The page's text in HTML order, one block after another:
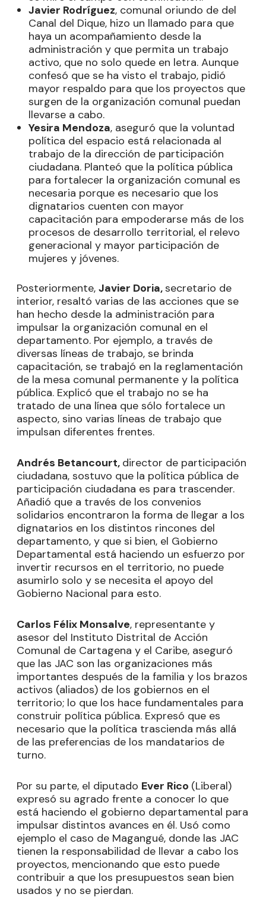
Javier Rodríguez, comunal oriundo de del
Canal del Dique, hizo un llamado para que
haya un acompañamiento desde la
administración y que permita un trabajo
activo, que no solo quede en letra. Aunque
confesó que se ha visto el trabajo, pidió
mayor respaldo para que los proyectos que
surgen de la organización comunal puedan
llevarse a cabo.
Yesira Mendoza, aseguró que la voluntad
política del espacio está relacionada al
trabajo de la dirección de participación
ciudadana. Planteó que la política pública
para fortalecer la organización comunal es
necesaria porque es necesario que los
dignatarios cuenten con mayor
capacitación para empoderarse más de los
procesos de desarrollo territorial, el relevo
generacional y mayor participación de
mujeres y jóvenes.
Posteriormente, Javier Doria,secretario de
interior, resaltó varias de las acciones que se
han hecho desde la administración para
impulsar la organización comunal en el
departamento. Por ejemplo, a través de
diversas líneas de trabajo, se brinda
capacitación, se trabajó en la reglamentación
de la mesa comunal permanente y la política
pública. Explicó que el trabajo no se ha
tratado de una línea que sólo fortalece un
aspecto, sino varias líneas de trabajo que
impulsan diferentes frentes.
Andrés Betancourt, director de participación
ciudadana, sostuvo que la política pública de
participación ciudadana es para trascender.
Añadió que a través de los convenios
solidarios encontraron la forma de llegar a los
dignatarios en los distintos rincones del
departamento, y que si bien, el Gobierno
Departamental está haciendo un esfuerzo por
invertir recursos en el territorio, no puede
asumirlo solo y se necesita el apoyo del
Gobierno Nacional para esto.
Carlos Félix Monsalve, representante y
asesor del Instituto Distrital de Acción
Comunal de Cartagena y el Caribe, aseguró
que las JAC son las organizaciones más
importantes después de la familia y los brazos
activos (aliados) de los gobiernos en el
territorio; lo que los hace fundamentales para
construir política pública. Expresó que es
necesario que la política trascienda más allá
de las preferencias de los mandatarios de
turno.
Por su parte, el diputado Ever Rico (Liberal)
expresó su agrado frente a conocer lo que
está haciendo el gobierno departamental para
impulsar distintos avances en él. Usó como
ejemplo el caso de Magangué, donde las JAC
tienen la responsabilidad de llevar a cabo los
proyectos, mencionando que esto puede
contribuir a que los presupuestos sean bien
usados y no se pierdan.